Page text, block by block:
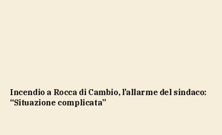
Incendio a Rocca di Cambio, l’allarme del sindaco:
“Situazione complicata”